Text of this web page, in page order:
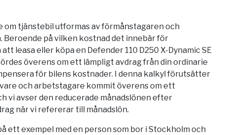
om tjänstebil utformas av förmånstagaren och
Beroende på vilken kostnad det innebär för
leasa eller köpa en Defender 110 D250 X-Dynamic SE
överens om ett lämpligt avdrag från din ordinarie
för bilens kostnader. I denna kalkyl förutsätter
och arbetstagare kommit överens om ett
vi avser den reducerade månadslönen efter
när vi refererar till månadslön.
ett exempel med en person som bor i Stockholm och